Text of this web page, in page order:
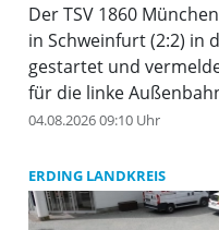
Der TSV 1860
in Schweinfurt (2:2) in
gestartet und
für die linke
04.08.2026 09:10 Uhr
ERDING LANDKREIS